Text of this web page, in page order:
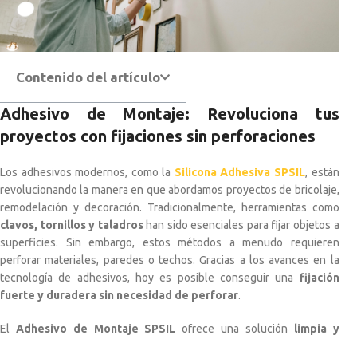
Contenido del artículo
Adhesivo de Montaje: Revoluciona tus
proyectos con fijaciones sin perforaciones
Los adhesivos modernos, como la Silicona Adhesiva SPSIL, están
revolucionando la manera en que abordamos proyectos de bricolaje,
remodelación y decoración. Tradicionalmente, herramientas como
clavos, tornillos y taladroshan sido esenciales para fijar objetos a
superficies. Sin embargo, estos métodos a menudo requieren
perforar materiales, paredes o techos. Gracias a los avances en la
tecnología de adhesivos, hoy es posible conseguir una fijación
fuerte y duradera sin necesidad de perforar.
El Adhesivo de Montaje SPSIL ofrece una solución limpia y